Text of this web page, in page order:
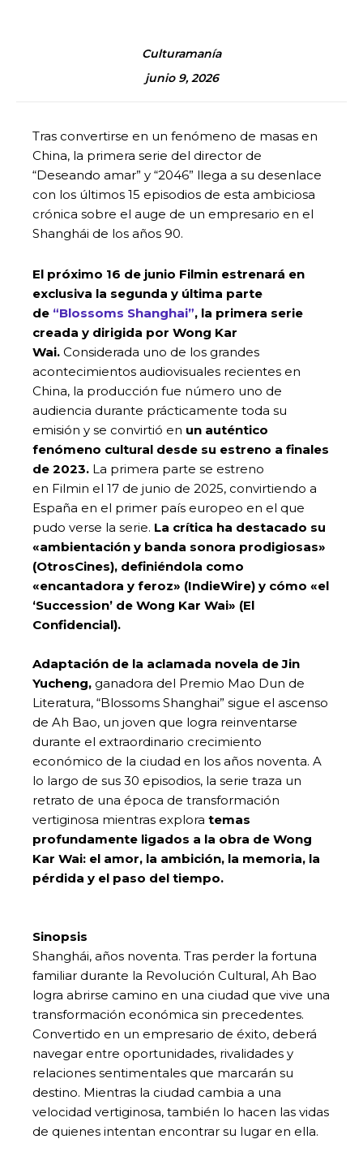
Culturamanía
junio 9, 2026
Tras convertirse en un fenómeno de masas en
China, la primera serie del director de
“Deseando amar” y “2046” llega a su desenlace
con los últimos 15 episodios de esta ambiciosa
crónica sobre el auge de un empresario en el
Shanghái de los años 90.
El próximo 16 de junio Filmin estrenará en
exclusiva la segunda y última parte
de “Blossoms Shanghai”, la primera serie
creada y dirigida por Wong Kar
Wai. Considerada uno de los grandes
acontecimientos audiovisuales recientes en
China, la producción fue número uno de
audiencia durante prácticamente toda su
emisión y se convirtió en un auténtico
fenómeno cultural desde su estreno a finales
de 2023. La primera parte se estreno
en Filmin el 17 de junio de 2025, convirtiendo a
España en el primer país europeo en el que
pudo verse la serie. La crítica ha destacado su
«ambientación y banda sonora prodigiosas»
(OtrosCines), definiéndola como
«encantadora y feroz» (IndieWire) y cómo «el
‘Succession’ de Wong Kar Wai» (El
Confidencial).
Adaptación de la aclamada novela de Jin
Yucheng, ganadora del Premio Mao Dun de
Literatura, “Blossoms Shanghai” sigue el ascenso
de Ah Bao, un joven que logra reinventarse
durante el extraordinario crecimiento
económico de la ciudad en los años noventa. A
lo largo de sus 30 episodios, la serie traza un
retrato de una época de transformación
vertiginosa mientras explora temas
profundamente ligados a la obra de Wong
Kar Wai: el amor, la ambición, la memoria, la
pérdida y el paso del tiempo.
Sinopsis
Shanghái, años noventa. Tras perder la fortuna
familiar durante la Revolución Cultural, Ah Bao
logra abrirse camino en una ciudad que vive una
transformación económica sin precedentes.
Convertido en un empresario de éxito, deberá
navegar entre oportunidades, rivalidades y
relaciones sentimentales que marcarán su
destino. Mientras la ciudad cambia a una
velocidad vertiginosa, también lo hacen las vidas
de quienes intentan encontrar su lugar en ella.